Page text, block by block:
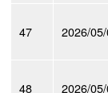
47 2026/05/
48 2026/05/